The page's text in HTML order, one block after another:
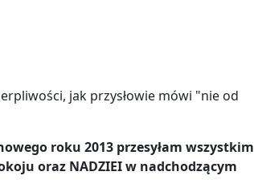
jak przysłowie mówi "nie od
roku 2013 przesyłam wszystkim
oraz NADZIEI w nadchodzącym